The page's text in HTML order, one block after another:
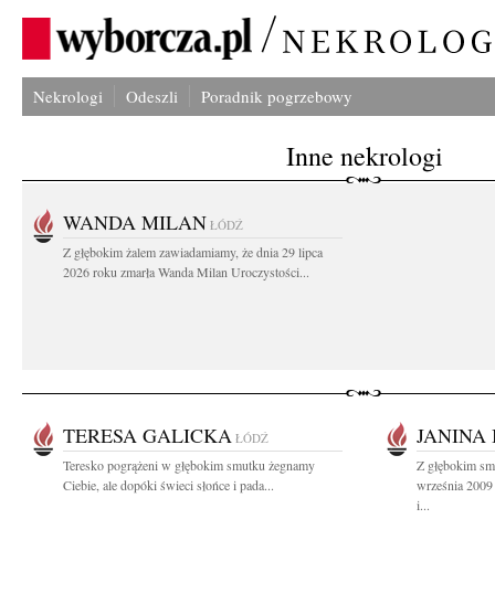
Nekrologi Odeszli Poradnik pogrzebowy
Inne nekrologi
WANDA MILAN ŁÓDŹ
Z głębokim żalem zawiadamiamy, że dnia 29 lipca
2026 roku zmarła Wanda Milan Uroczystości...
TERESA GALICKA ŁÓDŹ
Teresko pogrążeni w głębokim smutku żegnamy
Ciebie, ale dopóki świeci słońce i pada...
JANINA
Z głębokim
września 2009
i...